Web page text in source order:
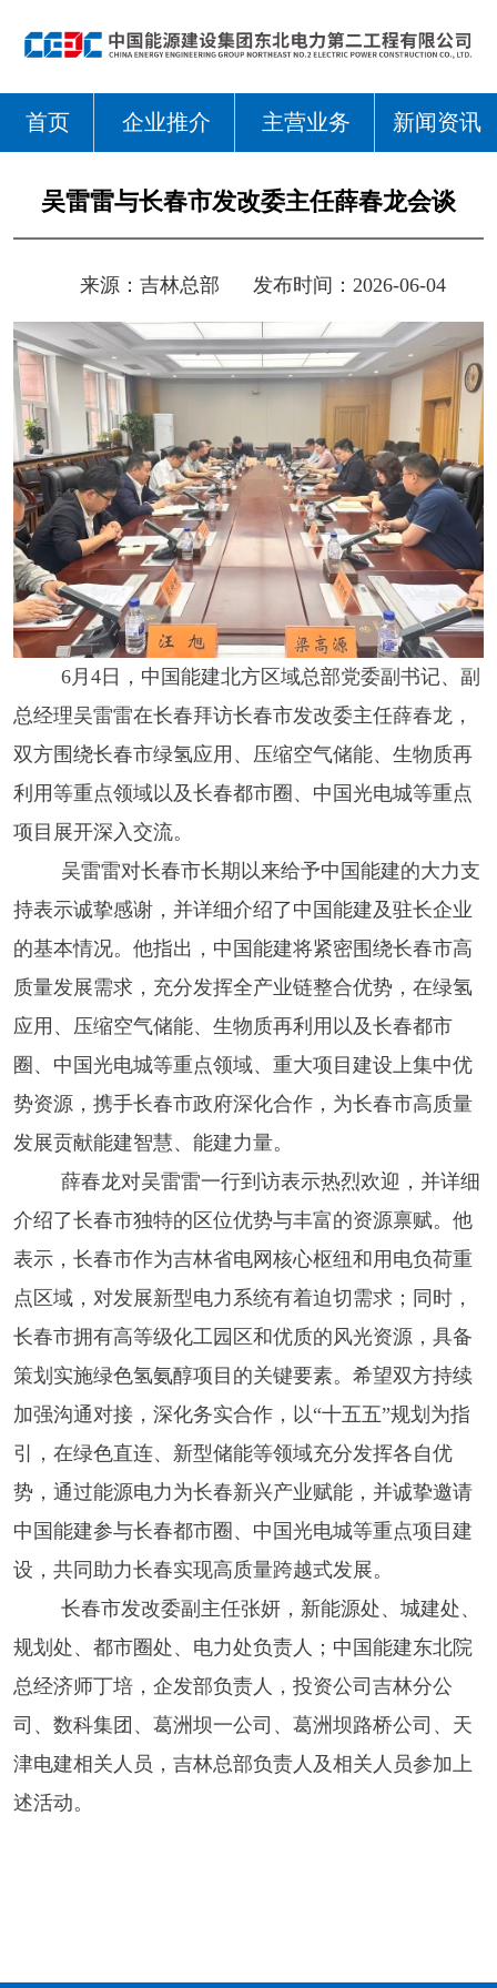
首页 企业推介 主营业务 新闻资讯
吴雷雷与长春市发改委主任薛春龙会谈
来源： 吉林总部 发布时间：2026-06-04
6月 4日，中国能建北方区域总部党委副书记、副
总经理吴雷雷在长春拜访长春市发改委主任薛春龙，
双方围绕长春市绿氢应用 、压缩空气储能、生物质再
利用等重点领域以及长春都市圈、中国光电城等重点
项目 展开深入交流。
吴雷雷对长春市长期以来给予中国能建的大力支
持表示诚挚感谢，并详细介绍了中国能建及驻长企业
的基本情况。他指出，中国能建将紧密围绕长春市高
质量发展需求，充分发挥全产业链整合优势，在绿氢
应用 、压缩空气储能、 生物质再利用 以及长春都市
圈、中国光电城等重点领域、 重大项目建设上集中优
势资源，携手长春市政府深化合作，为长春市高质量
发展贡献能建智慧、能建力量。
薛春龙对吴雷雷一行到访表示热烈欢迎，并详细
介绍了长春市独特的区位优势与丰富的资源禀赋。他
表示，长春市作为吉林省电网核心枢纽和用电负荷重
点区域，对发展新型电力系统有着迫切需求；同时，
长春市拥有高等级化工园区和优质的风光资源，具备
策划实施绿色氢氨醇项目的关键要素。希望双方持续
加强沟通对接，深化务实合作，以“十五五”规划为指
引，在绿色直连、新型储能等领域充分发挥各自优
势， 通过能源电力为长春新兴产业赋能， 并诚挚邀请
中国能建参与长春都市圈、中国光电城等重点项目建
设，共同助力长春实现高质量跨越式发展。
长春市发改委副主任张妍， 新能源处、 城建处、
规划处、 都市圈处、 电力处负责人 ； 中国能建东北院
总经济师丁培，企发部负责人 ，投资公司吉林分公
司 、 数科集团 、 葛洲坝一公司 、 葛洲坝路桥公司、 天
津电建相关人员，吉林总部负责人及相关人员参加上
述活动。